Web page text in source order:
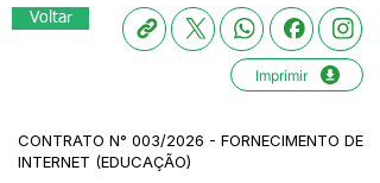
Voltar
Imprimir
CONTRATO N° 003/2026 - FORNECIMENTO DE
INTERNET (EDUCAÇÃO)